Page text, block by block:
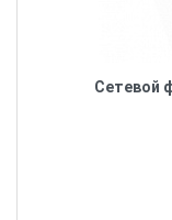
Сетевой